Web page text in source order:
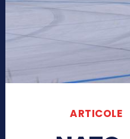
ARTICOLE